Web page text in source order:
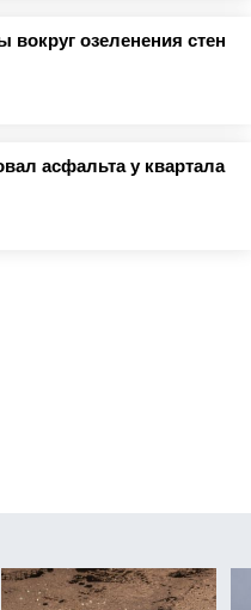
вокруг озеленения стен
асфальта у квартала